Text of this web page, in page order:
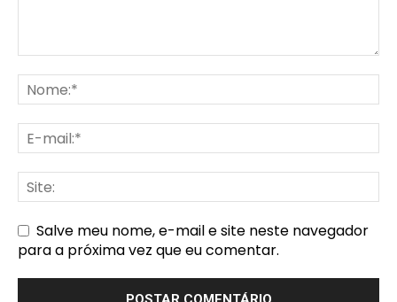
Salve meu nome, e-mail e site neste navegador
para a próxima vez que eu comentar.